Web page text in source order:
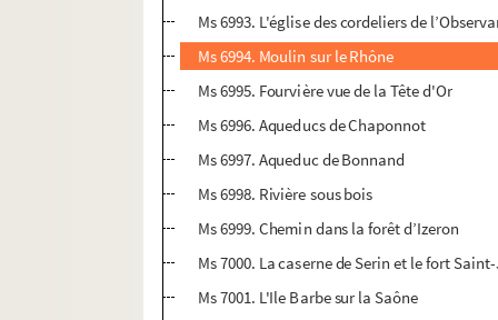
Ms 6993. L'église des cordeliers de
Ms 6994. Moulin sur le Rhône
Ms 6995. Fourvière vue de la Tête d'Or
Ms 6996. Aqueducs de Chaponnot
Ms 6997. Aqueduc de Bonnand
Ms 6998. Rivière sous bois
Ms 6999. Chemin dans la forêt d’Izeron
Ms 7000. La caserne de Serin et le fort
Ms 7001. L'Ile Barbe sur la Saône